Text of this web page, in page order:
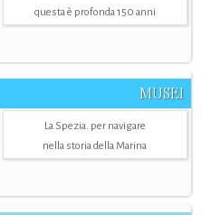
questa è profonda 150 anni
MUSEI
La Spezia. per navigare
nella storia della Marina